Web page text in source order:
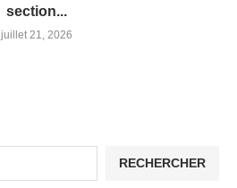
section...
juillet 21, 2026
RECHERCHER